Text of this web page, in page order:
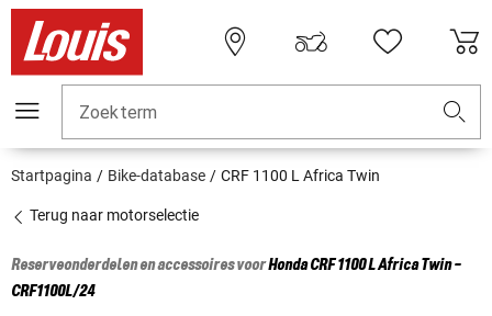
Zoekterm
Startpagina Bike-database CRF 1100 L Africa Twin
Terug naar motorselectie
Reserveonderdelen en accessoires voorHondaCRF 1100 L Africa Twin -
CRF1100L/24